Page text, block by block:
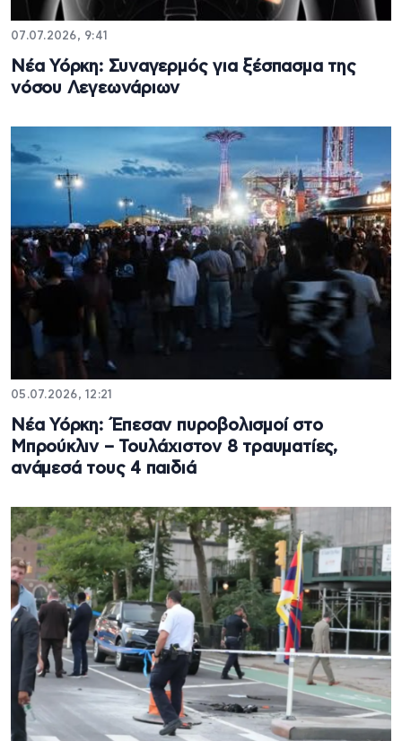
07.07.2026, 9:41
Νέα Υόρκη: Συναγερμός για ξέσπασμα της
νόσου Λεγεωνάριων
05.07.2026, 12:21
Νέα Υόρκη: Έπεσαν πυροβολισμοί στο
Μπρούκλιν – Τουλάχιστον 8 τραυματίες,
ανάμεσά τους 4 παιδιά